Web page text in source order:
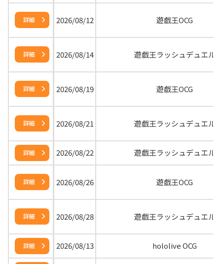
詳細 2026/08/12 遊戯王OCG
詳細 2026/08/14 遊戯王ラッシュデュエル
詳細 2026/08/19 遊戯王OCG
詳細 2026/08/21 遊戯王ラッシュデュエル
詳細 2026/08/22 遊戯王ラッシュデュエル
詳細 2026/08/26 遊戯王OCG
詳細 2026/08/28 遊戯王ラッシュデュエル
詳細 2026/08/13 hololive OCG